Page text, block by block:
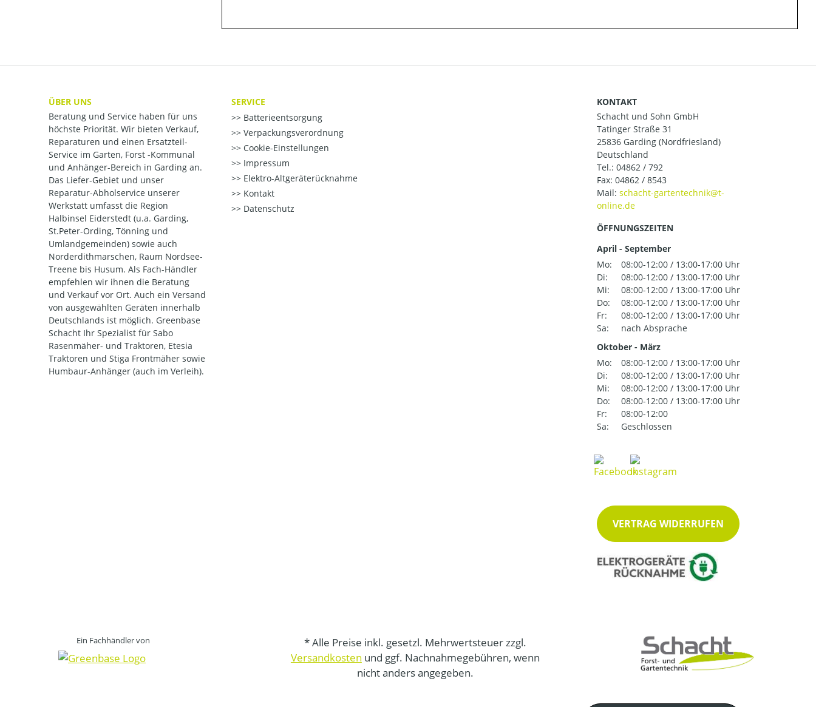
ÜBER UNS
Beratung und Service haben für uns
höchste Priorität. Wir bieten Verkauf,
Reparaturen und einen Ersatzteil-
Service im Garten, Forst -Kommunal
und Anhänger-Bereich in Garding an.
Das Liefer-Gebiet und unser
Reparatur-Abholservice unserer
Werkstatt umfasst die Region
Halbinsel Eiderstedt (u.a. Garding,
St.Peter-Ording, Tönning und
Umlandgemeinden) sowie auch
Norderdithmarschen, Raum Nordsee-
Treene bis Husum. Als Fach-Händler
empfehlen wir ihnen die Beratung
und Verkauf vor Ort. Auch ein Versand
von ausgewählten Geräten innerhalb
Deutschlands ist möglich. Greenbase
Schacht Ihr Spezialist für Sabo
Rasenmäher- und Traktoren, Etesia
Traktoren und Stiga Frontmäher sowie
Humbaur-Anhänger (auch im Verleih).
SERVICE
Batterieentsorgung
Verpackungsverordnung
Cookie-Einstellungen
Impressum
Elektro-Altgeräterücknahme
Kontakt
Datenschutz
KONTAKT
Schacht und Sohn GmbH
Tatinger Straße 31
25836 Garding (Nordfriesland)
Deutschland
Tel.: 04862 / 792
Fax: 04862 / 8543
Mail:
ÖFFNUNGSZEITEN
April - September
Mo:
08:00-12:00 / 13:00-17:00 Uhr
Di:
08:00-12:00 / 13:00-17:00 Uhr
Mi:
08:00-12:00 / 13:00-17:00 Uhr
Do:
08:00-12:00 / 13:00-17:00 Uhr
Fr:
08:00-12:00 / 13:00-17:00 Uhr
Sa:
nach Absprache
Oktober - März
Mo:
08:00-12:00 / 13:00-17:00 Uhr
Di:
08:00-12:00 / 13:00-17:00 Uhr
Mi:
08:00-12:00 / 13:00-17:00 Uhr
Do:
08:00-12:00 / 13:00-17:00 Uhr
Fr:
08:00-12:00
Sa:
Geschlossen
VERTRAG WIDERRUFEN
Ein Fachhändler von
* Alle Preise inkl. gesetzl. Mehrwertsteuer zzgl.
Versandkosten und ggf. Nachnahmegebühren, wenn
nicht anders angegeben.